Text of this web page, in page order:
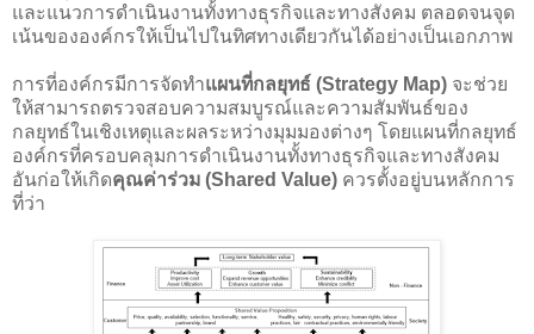
และแนวการดำเนินงานทั้งทางธุรกิจและทางสังคม ตลอดจนจุด
เน้นขององค์กรให้เป็นไปในทิศทางเดียวกันได้อย่างเป็นเอกภาพ
การที่องค์กรมีการจัดทำแผนที่กลยุทธ์ (Strategy Map) จะช่วย
ให้สามารถตรวจสอบความสมบูรณ์และความสัมพันธ์ของ
กลยุทธ์ในเชิงเหตุและผลระหว่างมุมมองต่างๆ โดยแผนที่กลยุทธ์
องค์กรที่ครอบคลุมการดำเนินงานทั้งทางธุรกิจและทางสังคม
อันก่อให้เกิดคุณค่าร่วม (Shared Value) ควรตั้งอยู่บนหลักการ
ที่ว่า